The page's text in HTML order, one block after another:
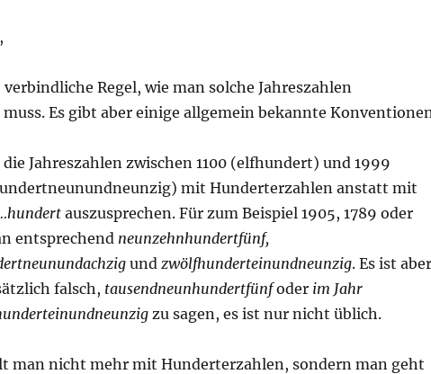
Regel, wie man solche Jahreszahlen
muss. Es gibt aber einige allgemein bekannte
Jahreszahlen zwischen 1100 (elfhundert) und 1999
mit Hunderterzahlen anstatt mit
auszusprechen. Für zum Beispiel 1905, 1789 oder
entsprechend neunzehnhundertfünf,
und zwölfhunderteinundneunzig. Es ist aber
falsch, tausendneunhundertfünfoder im Jahr
zu sagen, es ist nur nicht üblich.
man nicht mehr mit Hunderterzahlen, sondern man geht